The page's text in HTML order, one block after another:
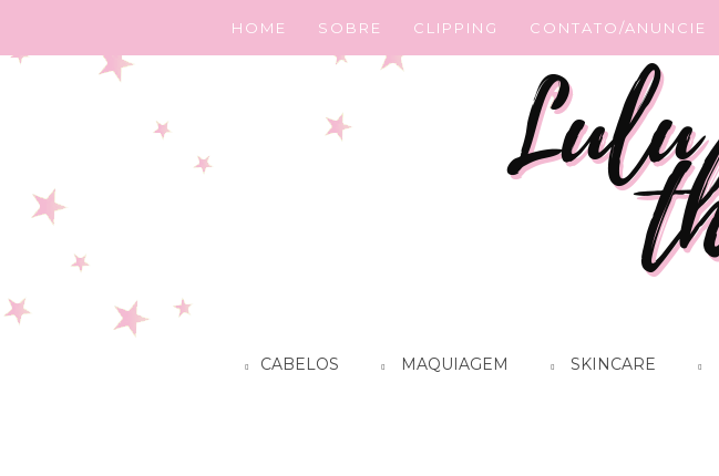
HOME SOBRE CLIPPING CONTATO/ANUNCIE
CABELOS MAQUIAGEM SKINCARE